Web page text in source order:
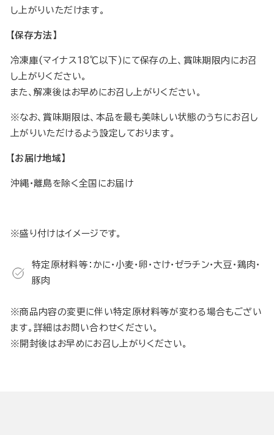
し上がりいただけます。
【保存方法】
冷凍庫(マイナス18℃以下)にて保存の上、賞味期限内にお召
し上がりください。
また、解凍後はお早めにお召し上がりください。
※なお、賞味期限は、本品を最も美味しい状態のうちにお召し
上がりいただけるよう設定しております。
【お届け地域】
沖縄・離島を除く全国にお届け
※盛り付けはイメージです。
特定原材料等：かに・小麦・卵・さけ・ゼラチン・大豆・鶏肉・
豚肉
※商品内容の変更に伴い特定原材料等が変わる場合もござい
ます。詳細はお問い合わせください。
※開封後はお早めにお召し上がりください。